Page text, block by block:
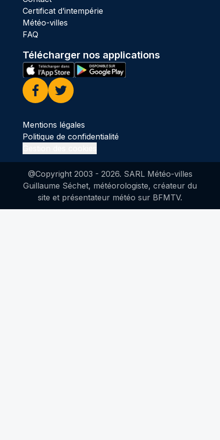
Certificat d’intempérie
Météo-villes
FAQ
Télécharger nos applications
Facebook
Twitter
Mentions légales
Politique de confidentialité
@Copyright 2003 - 2026. SARL Météo-villes
Guillaume Séchet, météorologiste, créateur du
site et présentateur météo sur BFMTV.